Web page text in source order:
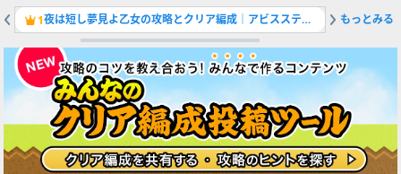
1 夜は短し夢見よ乙女の攻略とクリア編成｜アビスステージ対応 2
もっとみる